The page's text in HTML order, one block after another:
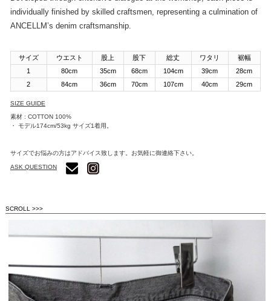
individually finished by skilled craftsmen, representing a culmination of
ANCELLM’s denim craftsmanship.
サイズ ウエスト 股上 股下 総丈 ワタリ
裾幅
1
80cm 35cm 68cm 104cm 39cm
28cm
2
84cm 36cm 70cm 107cm 40cm 29cm
SIZE GUIDE
素材 : COTTON 100%
・ モデル174cm/53kg サイズ1着用。
サイズでお悩みの方はアドバイス致します。お気軽に御連絡下さい。
ASK QUESTION
SCROLL >>>